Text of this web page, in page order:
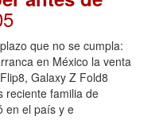
que no se cumpla:
en México la venta
Galaxy Z Fold8
reciente familia de
en el país y e